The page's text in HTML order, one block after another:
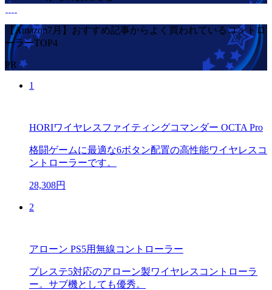
【Amazon7月】おすすめ記事からよく買われているコントロ
ーラーTOP4
PR
1
HORIワイヤレスファイティングコマンダー OCTA Pro
格闘ゲームに最適な6ボタン配置の高性能ワイヤレスコ
ントローラーです。
28,308円
2
アローン PS5用無線コントローラー
プレステ5対応のアローン製ワイヤレスコントローラ
ー。サブ機としても優秀。